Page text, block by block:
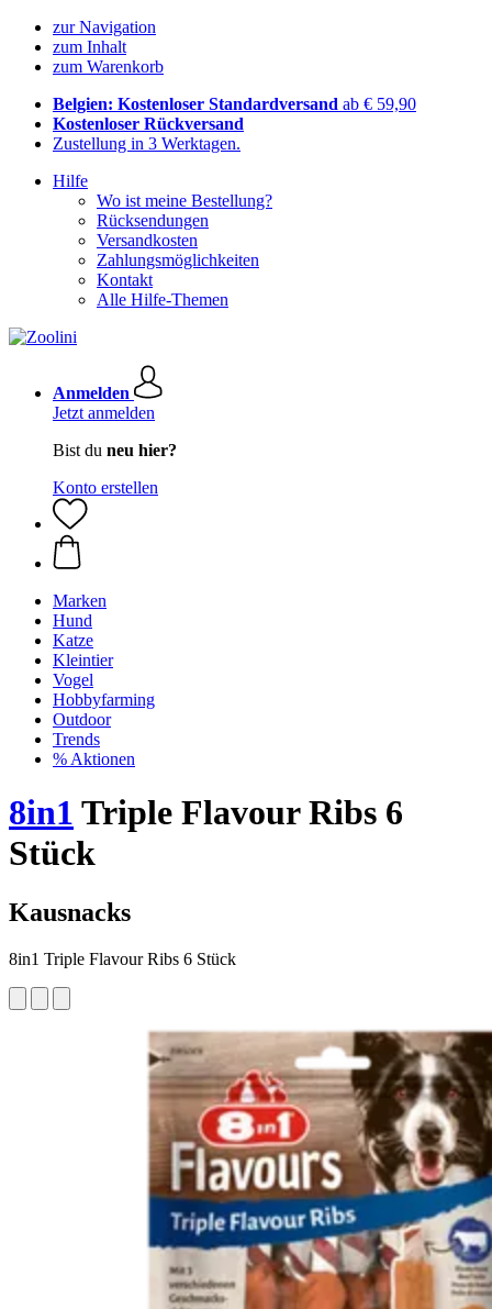
zur Navigation
zum Inhalt
zum Warenkorb
Belgien: Kostenloser Standardversand ab € 59,90
Kostenloser Rückversand
Zustellung in 3 Werktagen.
Hilfe
Wo ist meine Bestellung?
Rücksendungen
Versandkosten
Zahlungsmöglichkeiten
Kontakt
Alle Hilfe-Themen
Anmelden
Jetzt anmelden
Bist du neu hier?
Konto erstellen
Marken
Hund
Katze
Kleintier
Vogel
Hobbyfarming
Outdoor
Trends
% Aktionen
8in1 Triple Flavour Ribs 6
Stück
Kausnacks
8in1 Triple Flavour Ribs 6 Stück